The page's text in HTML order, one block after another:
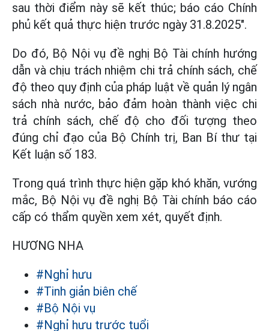
sau thời điểm này sẽ kết thúc; báo cáo Chính
phủ kết quả thực hiện trước ngày 31.8.2025".
Do đó, Bộ Nội vụ đề nghị Bộ Tài chính hướng
dẫn và chịu trách nhiệm chi trả chính sách, chế
độ theo quy định của pháp luật về quản lý ngân
sách nhà nước, bảo đảm hoàn thành việc chi
trả chính sách, chế độ cho đối tượng theo
đúng chỉ đạo của Bộ Chính trị, Ban Bí thư tại
Kết luận số 183.
Trong quá trình thực hiện gặp khó khăn, vướng
mắc, Bộ Nội vụ đề nghị Bộ Tài chính báo cáo
cấp có thẩm quyền xem xét, quyết định.
HƯƠNG NHA
#Nghỉ hưu
#Tinh giản biên chế
#Bộ Nội vụ
#Nghỉ hưu trước tuổi